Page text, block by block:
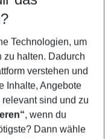
Technologien, um
zu halten. Dadurch
verstehen und
Inhalte, Angebote
sind und zu
, wenn du
Dann wähle